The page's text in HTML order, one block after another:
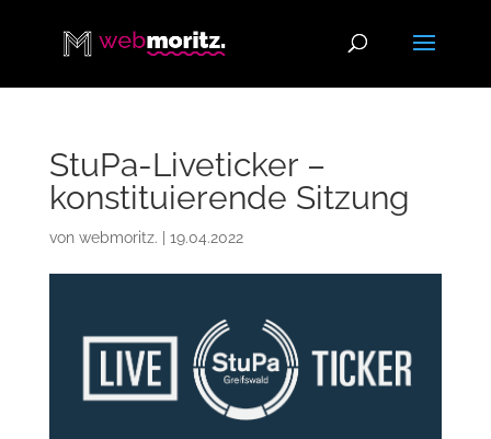
StuPa-Liveticker –
konstituierende Sitzung
von webmoritz. 19.04.2022